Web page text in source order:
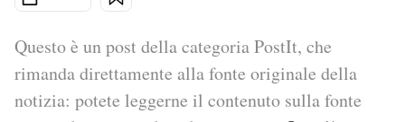
Economia
Sport
Altrecose
Mondiali calcio 2026
Questo è un post della categoria PostIt, che
rimanda direttamente alla fonte originale della
notizia: potete leggerne il contenuto sulla fonte